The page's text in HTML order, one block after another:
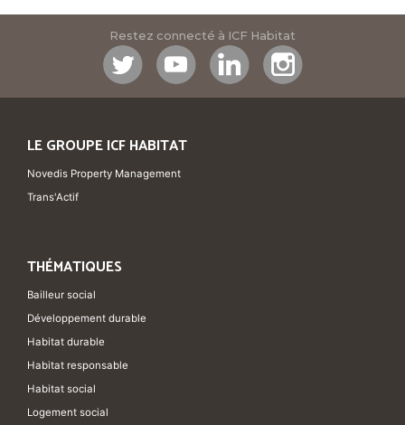
Restez connecté à ICF Habitat
LE GROUPE ICF HABITAT
Novedis Property Management
Trans'Actif
THÉMATIQUES
Bailleur social
Développement durable
Habitat durable
Habitat responsable
Habitat social
Logement social